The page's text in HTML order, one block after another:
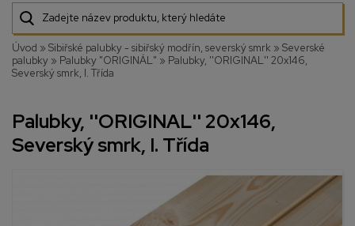
Úvod » Sibiřské palubky - sibiřský modřín, severský smrk » Severské
palubky » Palubky "ORIGINÁL" » Palubky, ''ORIGINAL'' 20x146,
Severský smrk, I. Třída
Palubky, ''ORIGINAL'' 20x146,
Severský smrk, I. Třída